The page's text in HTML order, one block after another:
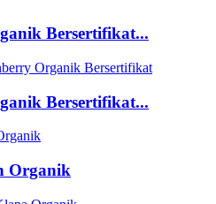
Bersertifikat...
Bersertifikat...
Organik